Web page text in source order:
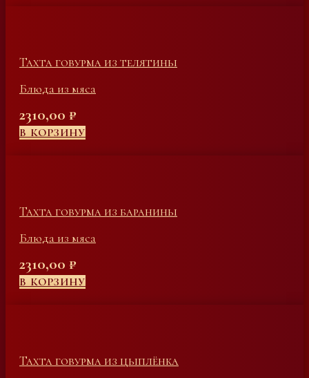
Тахта говурма из телятины
Блюда из мяса
2310,00 ₽
В КОРЗИНУ
Тахта говурма из баранины
Блюда из мяса
2310,00 ₽
В КОРЗИНУ
Тахта говурма из цыплёнка